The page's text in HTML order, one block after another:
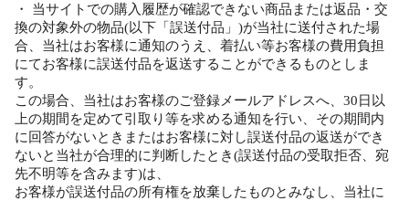
・ 当サイトでの購入履歴が確認できない商品または返品・交
換の対象外の物品(以下「誤送付品」)が当社に送付された場
合、当社はお客様に通知のうえ、着払い等お客様の費用負担
にてお客様に誤送付品を返送することができるものとしま
す。
この場合、当社はお客様のご登録メールアドレスへ、30日以
上の期間を定めて引取り等を求める通知を行い、その期間内
に回答がないときまたはお客様に対し誤送付品の返送ができ
ないと当社が合理的に判断したとき(誤送付品の受取拒否、宛
先不明等を含みます)は、
お客様が誤送付品の所有権を放棄したものとみなし、当社に